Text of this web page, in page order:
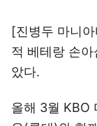
[진병두 마니
적 베테랑 손
았다.
올해 3월 KBO